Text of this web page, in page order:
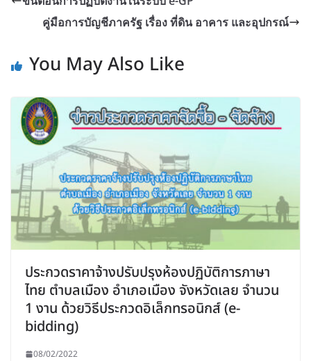
คู่มือการบัญชีภาครัฐ เรื่อง ที่ดิน อาคาร และอุปกรณ์
You May Also Like
ประกวดราคาจ้างปรับปรุงห้องปฏิบัติการภาษา
ไทย ตำบลเมือง อำเภอเมือง จังหวัดเลย จำนวน
1 งาน ด้วยวิธีประกวดอิเล็กทรอนิกส์ (e-
bidding)
08/02/2022